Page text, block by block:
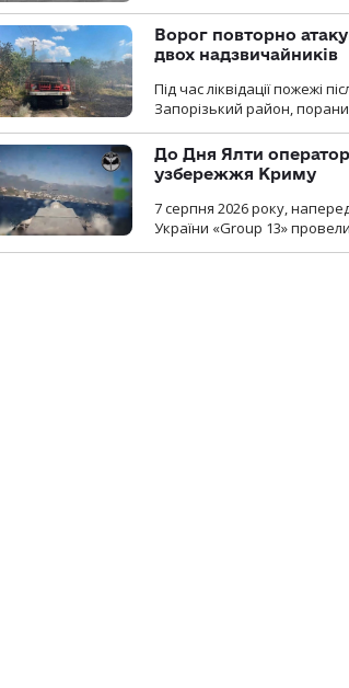
Ворог повторно
двох надзвичайників
Під час ліквідації пожежі
Запорізький район,
До Дня Ялти
узбережжя Криму
7 серпня 2026 року,
України «Group 13»